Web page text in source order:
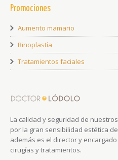
Promociones
Aumento mamario
Rinoplastía
Tratamientos faciales
La calidad y seguridad de
por la gran sensibilidad estética
además es el director y
cirugías y tratamientos.